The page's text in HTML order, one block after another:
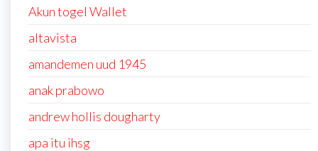
Akun togel Wallet
altavista
amandemen uud 1945
anak prabowo
andrew hollis dougharty
apa itu ihsg